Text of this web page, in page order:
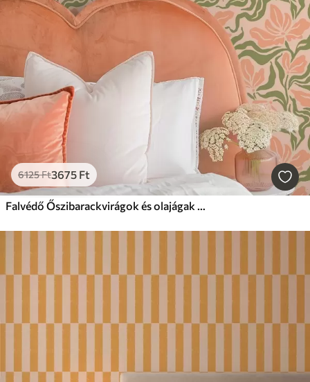
6125Ft3675 Ft
Falvédő Őszibarackvirágok és olajágak lágy háttér előtt